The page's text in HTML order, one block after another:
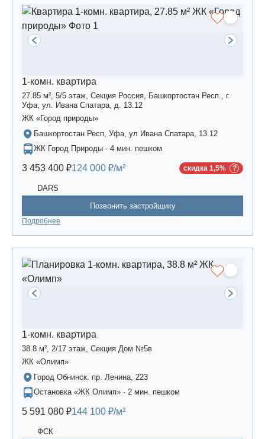
1-комн. квартира
27.85 м², 5/5 этаж, Секция Россия, Башкортостан Респ., г.
Уфа, ул. Ивана Спатара, д. 13.12
ЖК «Город природы»
Башкортостан Респ, Уфа, ул Ивана Спатара, 13.12
ЖК Город Природы · 4 мин. пешком
3 453 400 ₽124 000 ₽/м² скидка 1,5%
DARS
Позвонить застройщику
Подробнее
1-комн. квартира
38.8 м², 2/17 этаж, Секция Дом №5в
ЖК «Олимп»
Город Обнинск. пр. Ленина, 223
Остановка «ЖК Олимп» · 2 мин. пешком
5 591 080 ₽144 100 ₽/м²
ФСК